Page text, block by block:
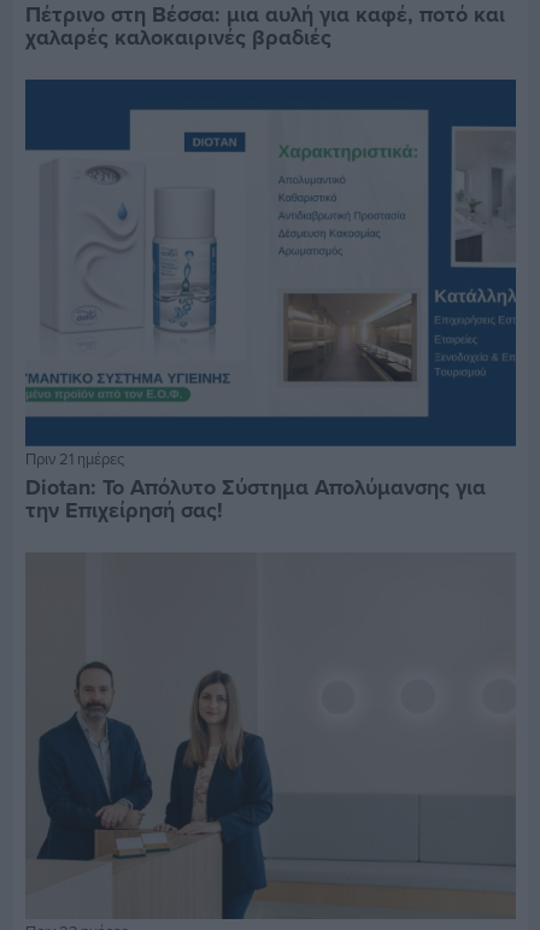
Πέτρινο στη Βέσσα: μια αυλή για καφέ, ποτό και
χαλαρές καλοκαιρινές βραδιές
Πριν 21 ημέρες
Diotan: Το Απόλυτο Σύστημα Απολύμανσης για
την Επιχείρησή σας!